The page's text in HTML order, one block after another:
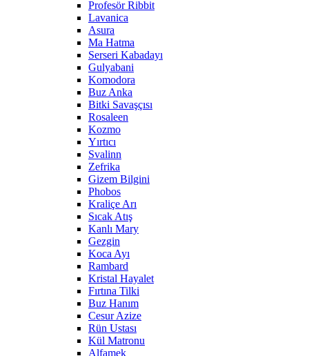
Profesör Ribbit
Lavanica
Asura
Ma Hatma
Serseri Kabadayı
Gulyabani
Komodora
Buz Anka
Bitki Savaşçısı
Rosaleen
Kozmo
Yırtıcı
Svalinn
Zefrika
Gizem Bilgini
Phobos
Kraliçe Arı
Sıcak Atış
Kanlı Mary
Gezgin
Koca Ayı
Rambard
Kristal Hayalet
Fırtına Tilki
Buz Hanım
Cesur Azize
Rün Ustası
Kül Matronu
Alfamek